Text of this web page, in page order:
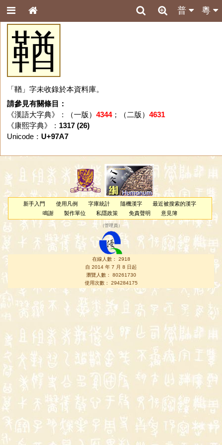
粵
普
鞧
「鞧」字未收錄於本資料庫。
請參見有關條目：
《漢語大字典》：（一版） 4344；（二版） 4631
《康熙字典》： 1317 (26)
Unicode： U+97A7
新手入門 使用凡例 字庫統計 隨機漢字
最近被搜索的漢字
鳴謝
製作單位 私隱政策 免責聲明 意見簿
（管理員 ）
在線人數： 2918
自 2014 年 7 月 8 日起
瀏覽人數： 80261730
使用次數： 294284175